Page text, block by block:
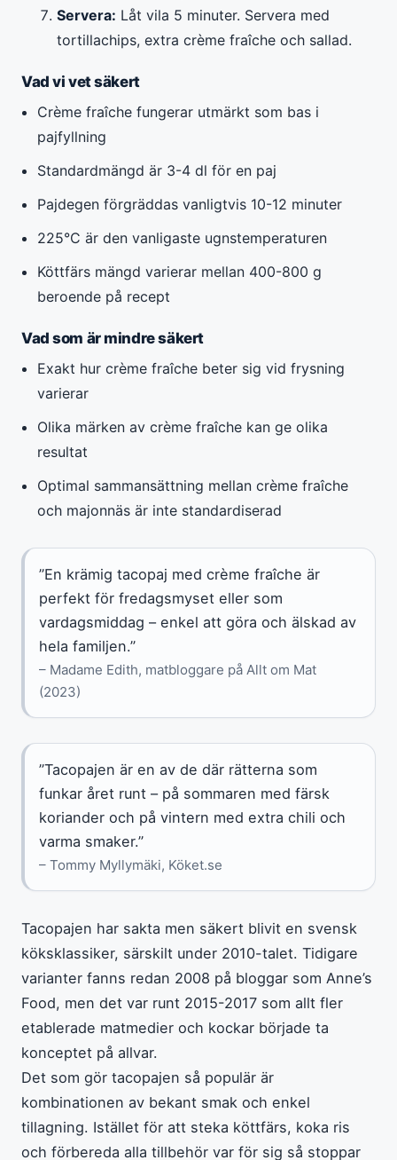
Servera: Låt vila 5 minuter. Servera med
tortillachips, extra crème fraîche och sallad.
Vad vi vet säkert
Crème fraîche fungerar utmärkt som bas i
pajfyllning
Standardmängd är 3-4 dl för en paj
Pajdegen förgräddas vanligtvis 10-12 minuter
225°C är den vanligaste ugnstemperaturen
Köttfärs mängd varierar mellan 400-800 g
beroende på recept
Vad som är mindre säkert
Exakt hur crème fraîche beter sig vid frysning
varierar
Olika märken av crème fraîche kan ge olika
resultat
Optimal sammansättning mellan crème fraîche
och majonnäs är inte standardiserad
”En krämig tacopaj med crème fraîche är
perfekt för fredagsmyset eller som
vardagsmiddag – enkel att göra och älskad av
hela familjen.”
– Madame Edith, matbloggare på Allt om Mat
(2023)
”Tacopajen är en av de där rätterna som
funkar året runt – på sommaren med färsk
koriander och på vintern med extra chili och
varma smaker.”
– Tommy Myllymäki, Köket.se
Tacopajen har sakta men säkert blivit en svensk
köksklassiker, särskilt under 2010-talet. Tidigare
varianter fanns redan 2008 på bloggar som Anne’s
Food, men det var runt 2015-2017 som allt fler
etablerade matmedier och kockar började ta
konceptet på allvar.
Det som gör tacopajen så populär är
kombinationen av bekant smak och enkel
tillagning. Istället för att steka köttfärs, koka ris
och förbereda alla tillbehör var för sig så stoppar